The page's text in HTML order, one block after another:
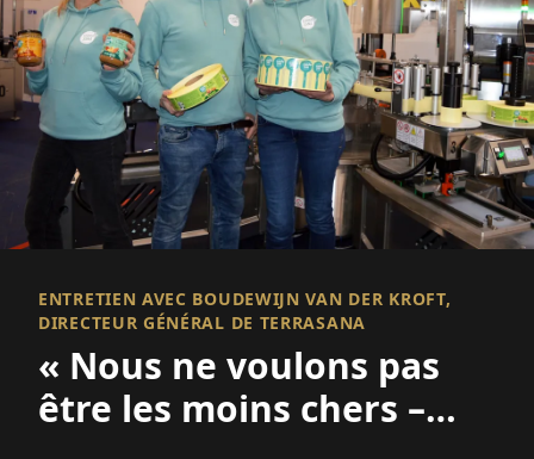
ENTRETIEN AVEC BOUDEWIJN VAN DER KROFT,
DIRECTEUR GÉNÉRAL DE TERRASANA
« Nous ne voulons pas
être les moins chers –